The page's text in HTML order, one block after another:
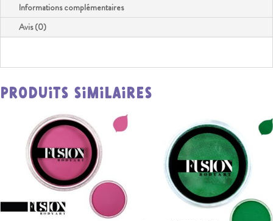
Informations complémentaires
Avis (0)
Produits similaires